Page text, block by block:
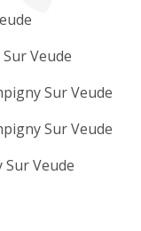
Veude
Sur Veude
Sur Veude
Veude